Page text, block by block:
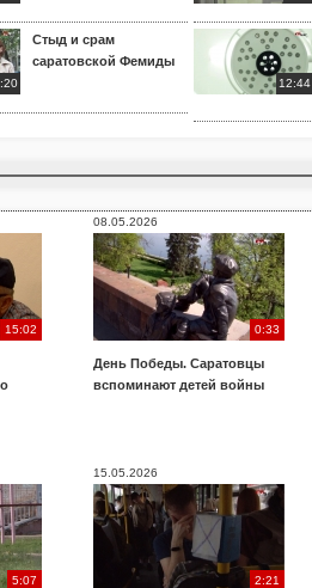
Стыд и срам
саратовской Фемиды
12:44
15:02
08.05.2026
0:33
День Победы. Саратовцы
вспоминают детей войны
5:07
15.05.2026
2:21